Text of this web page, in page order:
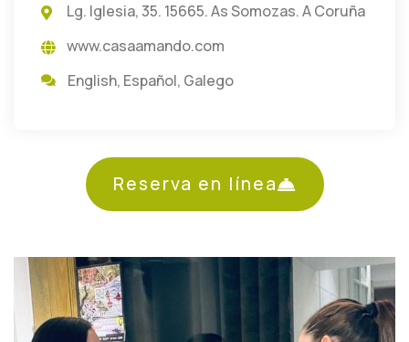
Lg. Iglesia, 35. 15665. As Somozas. A Coruña
www.casaamando.com
English, Español, Galego
Reserva en línea